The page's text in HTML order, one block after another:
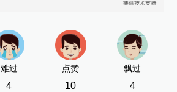
难过
4
点赞
10
飘过
4